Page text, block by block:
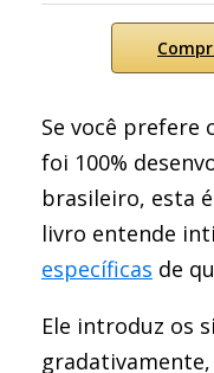
Se você prefere
foi 100%
brasileiro, esta
livro entende
específicas de
Ele introduz os